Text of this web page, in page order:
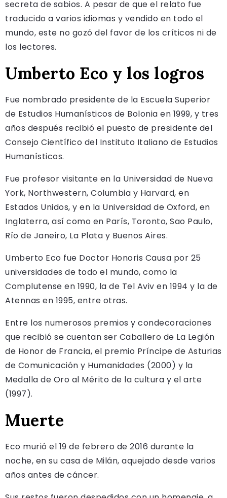
secreta de sabios. A pesar de que el relato fue
traducido a varios idiomas y vendido en todo el
mundo, este no gozó del favor de los críticos ni de
los lectores.
Umberto Eco y los logros
Fue nombrado presidente de la Escuela Superior
de Estudios Humanísticos de Bolonia en 1999, y tres
años después recibió el puesto de presidente del
Consejo Científico del Instituto Italiano de Estudios
Humanísticos.
Fue profesor visitante en la Universidad de Nueva
York, Northwestern, Columbia y Harvard, en
Estados Unidos, y en la Universidad de Oxford, en
Inglaterra, así como en París, Toronto, Sao Paulo,
Río de Janeiro, La Plata y Buenos Aires.
Umberto Eco fue Doctor Honoris Causa por 25
universidades de todo el mundo, como la
Complutense en 1990, la de Tel Aviv en 1994 y la de
Atennas en 1995, entre otras.
Entre los numerosos premios y condecoraciones
que recibió se cuentan ser Caballero de La Legión
de Honor de Francia, el premio Príncipe de Asturias
de Comunicación y Humanidades (2000) y la
Medalla de Oro al Mérito de la cultura y el arte
(1997).
Muerte
Eco murió el 19 de febrero de 2016 durante la
noche, en su casa de Milán, aquejado desde varios
años antes de cáncer.